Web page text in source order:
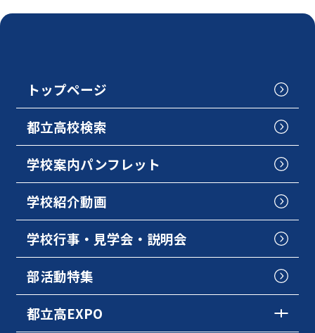
トップページ
都立高校検索
学校案内パンフレット
学校紹介動画
学校行事・見学会・説明会
部活動特集
都立高EXPO